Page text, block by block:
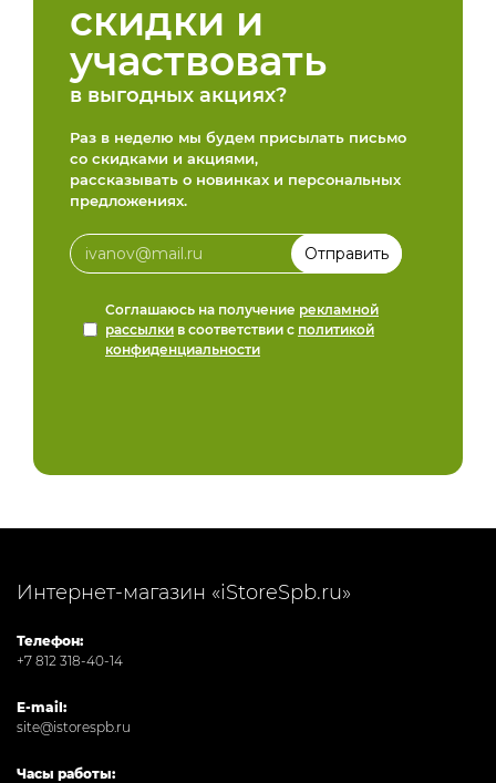
скидки и
участвовать
в выгодных акциях?
Раз в неделю мы будем присылать письмо
со скидками и акциями,
рассказывать о новинках и персональных
предложениях.
Соглашаюсь на получение рекламной
рассылки в соответствии с политикой
конфиденциальности
Интернет-магазин «iStoreSpb.ru»
Телефон:
+7 812 318-40-14
E-mail:
site@istorespb.ru
Часы работы: